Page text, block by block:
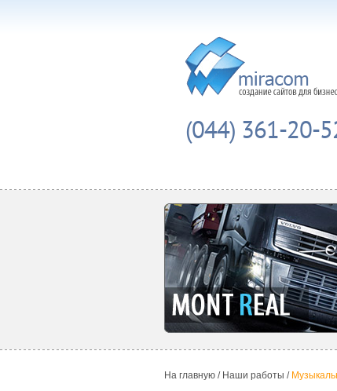
(044) 361-20-
На главную / Наши работы /